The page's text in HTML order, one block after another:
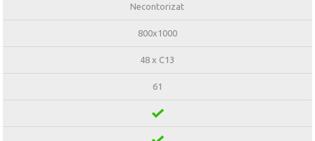
Necontorizat
800x1000
48 x C13
61